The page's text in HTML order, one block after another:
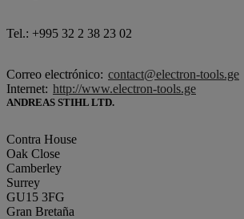
Tel.: +995 32 2 38 23 02
Correo electrónico: contact@electron-tools.ge
Internet: http://www.electron-tools.ge
ANDREAS STIHL LTD.
Contra House
Oak Close
Camberley
Surrey
GU15 3FG
Gran Bretaña